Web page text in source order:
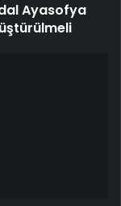
Ayasofya